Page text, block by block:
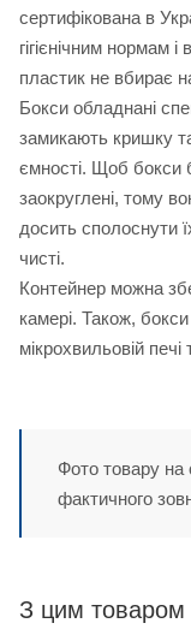
сертифікована в
гігієнічним нормам
пластик не вбирає
Бокси обладнані
замикають кришку
ємності. Щоб бокси
заокруглені, тому
досить сполоснути
чисті.
Контейнер можна
камері. Також,
мікрохвильовій
Фото товару на
фактичного
З цим товаром